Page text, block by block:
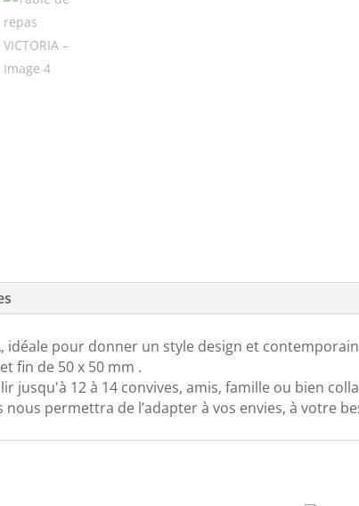
idéale pour donner un style design et
fin de 50 x 50 mm .
jusqu'à 12 à 14 convives, amis, famille ou bien
permettra de l’adapter à vos envies, à votre